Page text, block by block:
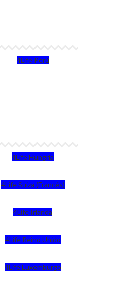
4Life Perú
4Life Hungria
4Life Suiza (Francés)
4Life Irlanda
4Life Reino Unido
4Life Luxemburgo